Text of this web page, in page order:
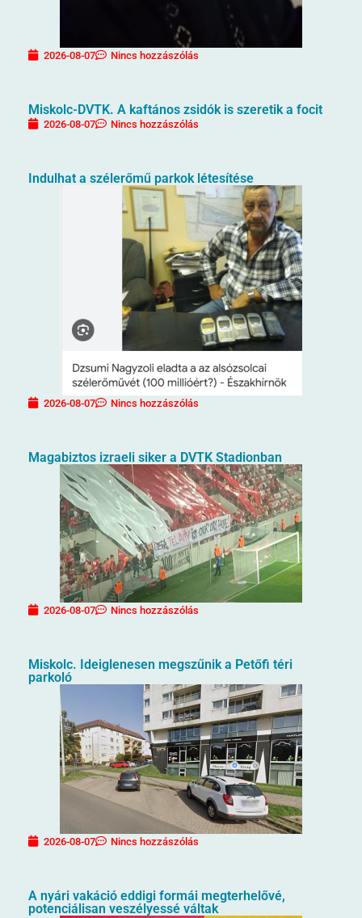
2026-08-07 Nincs hozzászólás
Miskolc-DVTK. A kaftános zsidók is szeretik a focit
2026-08-07 Nincs hozzászólás
Indulhat a szélerőmű parkok létesítése
2026-08-07 Nincs hozzászólás
Magabiztos izraeli siker a DVTK Stadionban
2026-08-07 Nincs hozzászólás
Miskolc. Ideiglenesen megszűnik a Petőfi téri
parkoló
2026-08-07 Nincs hozzászólás
A nyári vakáció eddigi formái megterhelővé,
potenciálisan veszélyessé váltak